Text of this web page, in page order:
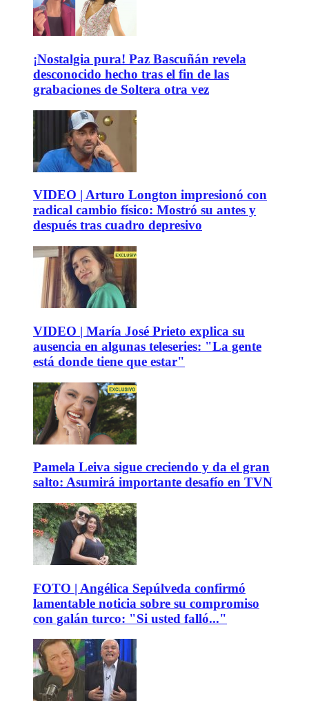
¡Nostalgia pura! Paz Bascuñán revela
desconocido hecho tras el fin de las
grabaciones de Soltera otra vez
VIDEO | Arturo Longton impresionó con
radical cambio físico: Mostró su antes y
después tras cuadro depresivo
VIDEO | María José Prieto explica su
ausencia en algunas teleseries: "La gente
está donde tiene que estar"
Pamela Leiva sigue creciendo y da el gran
salto: Asumirá importante desafío en TVN
FOTO | Angélica Sepúlveda confirmó
lamentable noticia sobre su compromiso
con galán turco: "Si usted falló..."